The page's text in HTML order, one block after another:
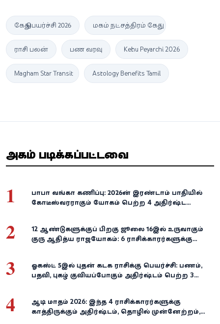
கேது பெயர்ச்சி 2026 மகம் நட்சத்திரம் கேது
ராசி பலன் பண வரவு Kethu Peyarchi 2026
Magham Star Transit Astrology Benefits Tamil
அதிகம் படிக்கப்பட்டவை
1
பாபா வங்கா கணிப்பு: 2026-ன் இரண்டாம் பாதியில்
கோடீஸ்வரராகும் யோகம் பெற்ற 4 அதிர்ஷ்ட
2
12 ஆண்டுகளுக்குப் பிறகு ஜூலை 16இல் உருவாகும்
குரு ஆதித்ய ராஜயோகம்: 6 ராசிக்காரர்களுக்கு
3
ஓகஸ்ட் 5இல் புதன் கடக ராசிக்கு பெயர்ச்சி: பணம்,
பதவி, புகழ் குவியப்போகும் அதிர்ஷ்டம் பெற்ற 3
4
ஆடி மாதம் 2026: இந்த 4 ராசிக்காரர்களுக்கு
காத்திருக்கும் அதிர்ஷ்டம், தொழில் முன்னேற்றம்,